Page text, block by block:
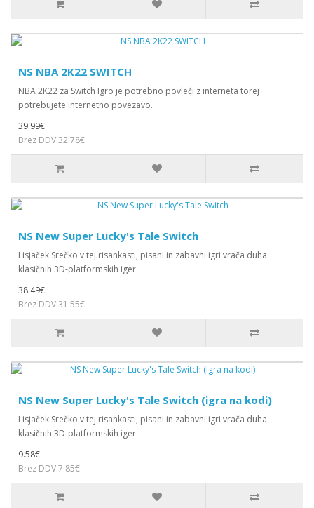
NS NBA 2K22 SWITCH
NBA 2K22 za Switch Igro je potrebno povleči z interneta torej
potrebujete internetno povezavo. ..
39.99€
Brez DDV:32.78€
NS New Super Lucky's Tale Switch
Lisjaček Srečko v tej risankasti, pisani in zabavni igri vrača duha
klasičnih 3D-platformskih iger..
38.49€
Brez DDV:31.55€
NS New Super Lucky's Tale Switch (igra na kodi)
Lisjaček Srečko v tej risankasti, pisani in zabavni igri vrača duha
klasičnih 3D-platformskih iger..
9.58€
Brez DDV:7.85€